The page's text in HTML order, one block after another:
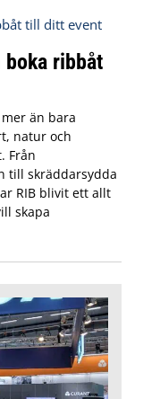
boka ribbåt
än bara
natur och
Från
till skräddarsydda
RIB blivit ett allt
skapa